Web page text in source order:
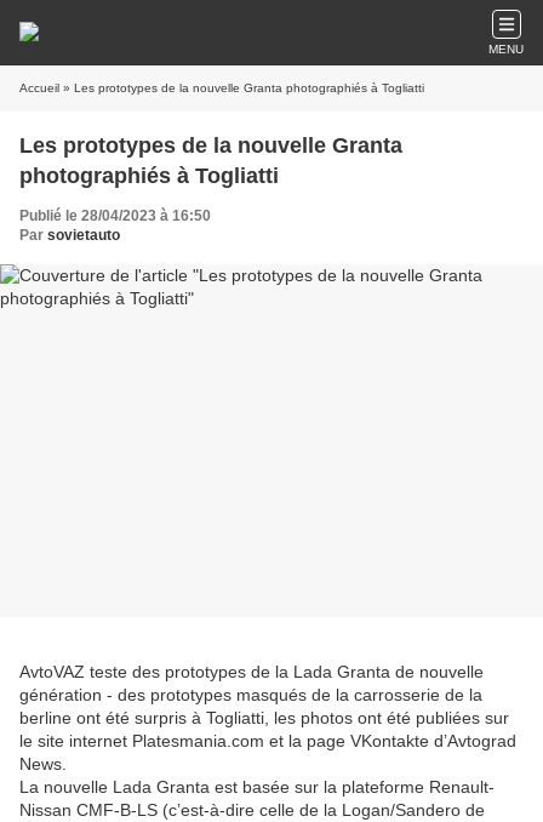
MENU
Accueil » Les prototypes de la nouvelle Granta photographiés à Togliatti
Les prototypes de la nouvelle Granta
photographiés à Togliatti
Publié le 28/04/2023 à 16:50
Par sovietauto
AvtoVAZ teste des prototypes de la Lada Granta de nouvelle
génération - des prototypes masqués de la carrosserie de la
berline ont été surpris à Togliatti, les photos ont été publiées sur
le site internet Platesmania.com et la page VKontakte d’Avtograd
News.
La nouvelle Lada Granta est basée sur la plateforme Renault-
Nissan CMF-B-LS (c’est-à-dire celle de la Logan/Sandero de